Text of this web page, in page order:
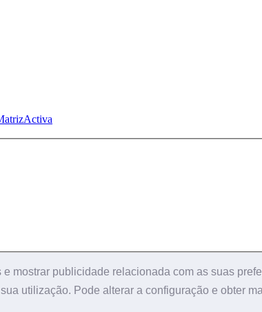
mostrar publicidade relacionada com as suas
utilização. Pode alterar a configuração e obter